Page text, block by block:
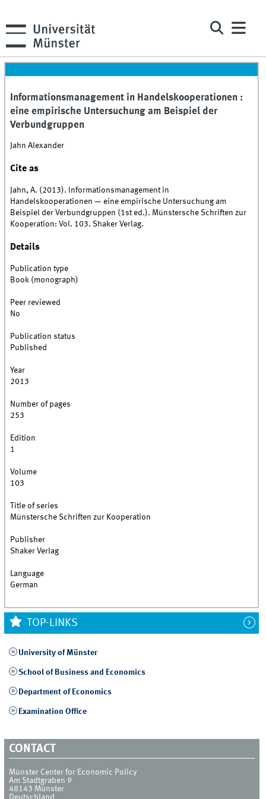
Informationsmanagement in Handelskooperationen :
eine empirische Untersuchung am Beispiel der
Verbundgruppen
Jahn Alexander
Cite as
Jahn, A. (2013). Informationsmanagement in
Handelskooperationen — eine empirische Untersuchung am
Beispiel der Verbundgruppen (1st ed.). Münstersche Schriften zur
Kooperation: Vol. 103. Shaker Verlag.
Details
Publication type
Book (monograph)
Peer reviewed
No
Publication status
Published
Year
2013
Number of pages
253
Edition
1
Volume
103
Title of series
Münstersche Schriften zur Kooperation
Publisher
Shaker Verlag
Language
German
TOP-LINKS
University of Münster
School of Business and Economics
Department of Economics
Examination Office
CONTACT
Münster Center for Economic Policy
Am Stadtgraben 9
48143 Münster